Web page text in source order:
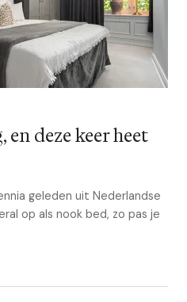
en deze keer heet
geleden uit Nederlandse
op als nook bed, zo pas je